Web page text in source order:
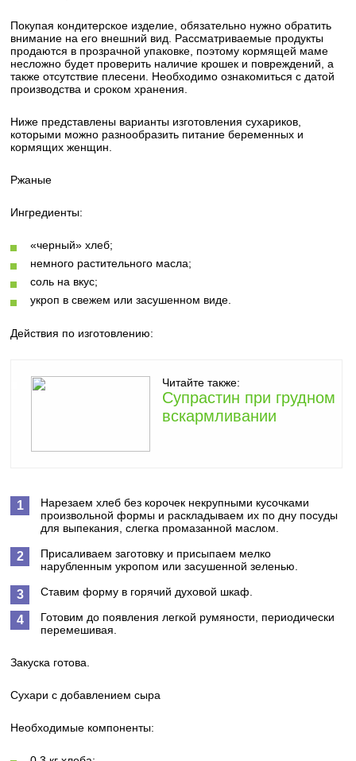
Покупая кондитерское изделие, обязательно нужно обратить
внимание на его внешний вид. Рассматриваемые продукты
продаются в прозрачной упаковке, поэтому кормящей маме
несложно будет проверить наличие крошек и повреждений, а
также отсутствие плесени. Необходимо ознакомиться с датой
производства и сроком хранения.
Ниже представлены варианты изготовления сухариков,
которыми можно разнообразить питание беременных и
кормящих женщин.
Ржаные
Ингредиенты:
«черный» хлеб;
немного растительного масла;
соль на вкус;
укроп в свежем или засушенном виде.
Действия по изготовлению:
Читайте также:
Супрастин при грудном
вскармливании
Нарезаем хлеб без корочек некрупными кусочками
произвольной формы и раскладываем их по дну посуды
для выпекания, слегка промазанной маслом.
Присаливаем заготовку и присыпаем мелко
нарубленным укропом или засушенной зеленью.
Ставим форму в горячий духовой шкаф.
Готовим до появления легкой румяности, периодически
перемешивая.
Закуска готова.
Сухари с добавлением сыра
Необходимые компоненты: